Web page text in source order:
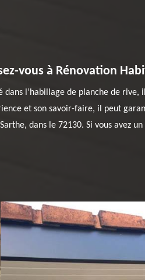
vous à Rénovation
dans l’habillage de planche de
et son savoir-faire, il peut
dans le 72130. Si vous avez